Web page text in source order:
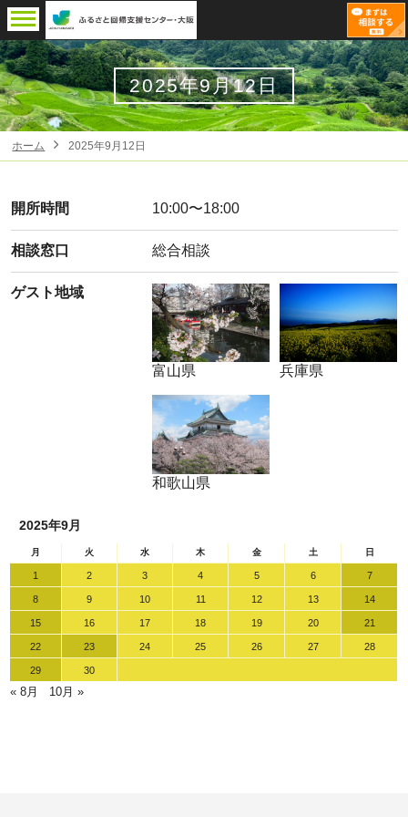
2025年9月12日
ホーム 2025年9月12日
開所時間 10:00〜18:00
相談窓口 総合相談
ゲスト地域
富山県 兵庫県
和歌山県
2025年9月
月 火 水 木 金 土 日
1 2 3 4 5 6 7
8 9 10 11 12 13 14
15 16 17 18 19 20 21
22 23 24 25 26 27 28
29 30
« 8月 10月 »